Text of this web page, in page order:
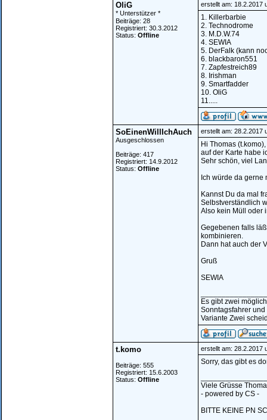
OliG
* Unterstützer *
Beiträge: 28
Registriert: 30.3.2012
Status: Offline
erstellt am: 18.2.2017
1. Killerbarbie
2. Technodrome
3. M.D.W.74
4. SEWIA
5. DerFalk (kann
6. blackbaron551
7. Zapfestreich89
8. Irishman
9. Smartfadder
10. OliG
11.....
SoEinenWillIchAuch
Ausgeschlossen
Beiträge: 417
Registriert: 14.9.2012
Status: Offline
erstellt am: 28.2.2017
Hi Thomas (t.komo),
auf der Karte habe
Sehr schön, viel
Ich würde da gerne
Kannst Du da mal
Selbstverständlich
Also kein Müll oder
Gegebenen falls
kombinieren.
Dann hat auch der
Gruß
SEWIA
Es gibt zwei
Sonntagsfahrer und
Variante Zwei
t.komo
Beiträge: 555
Registriert: 15.6.2003
Status: Offline
erstellt am: 28.2.2017
Sorry, das gibt es
Viele Grüsse
- powered by CS -
BITTE KEINE PN